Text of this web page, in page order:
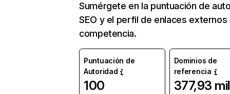
Sumérgete en la puntuación de
SEO y el perfil de enlaces externos
competencia.
Puntuación de
Autoridad
100
Dominios de
referencia
377,93 mil